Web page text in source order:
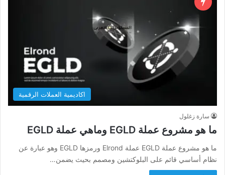
اكاديمية العملات الرقمية
سارة زغلول
ما هو مشروع عملة EGLD وماهي عملة EGLD
ما هو مشروع عملة EGLD عملة Elrond ورمزها EGLD وهو عبارة عن
نظام أساسي قائم على البلوكتشين ومصمم بحيث يضمن…